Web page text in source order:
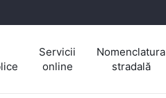
Servicii
online
Nomenclatura
stradală